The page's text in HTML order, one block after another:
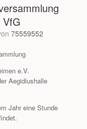
75559552
e.V.
Aegidiushalle
Jahr eine Stunde